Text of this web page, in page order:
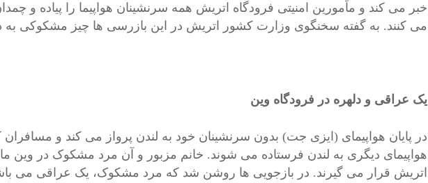
خبر می کند و ماًمورین امنیتی فرودگاه اتریش همه سرنشینان هواپیما را پیاده و
می کنند. به گفته سخنگوی وزارت کشور اتریش در این بازرسی ها چیز مشکوکی
یک عراقی و دلهره در فرودگاه وین
در پایان هواپیمای (ایزی جت) بدون سرنشینان خود به لندن پرواز می کند و مسافران
هواپیمای دیگری به لندن فرستاده می شوند. خانم مزبور و آن مرد مشکوک در وین
اتریش قرار می گیرند. در بازجویی ها روشن شد که مرد مشکوک، یک عراقی می